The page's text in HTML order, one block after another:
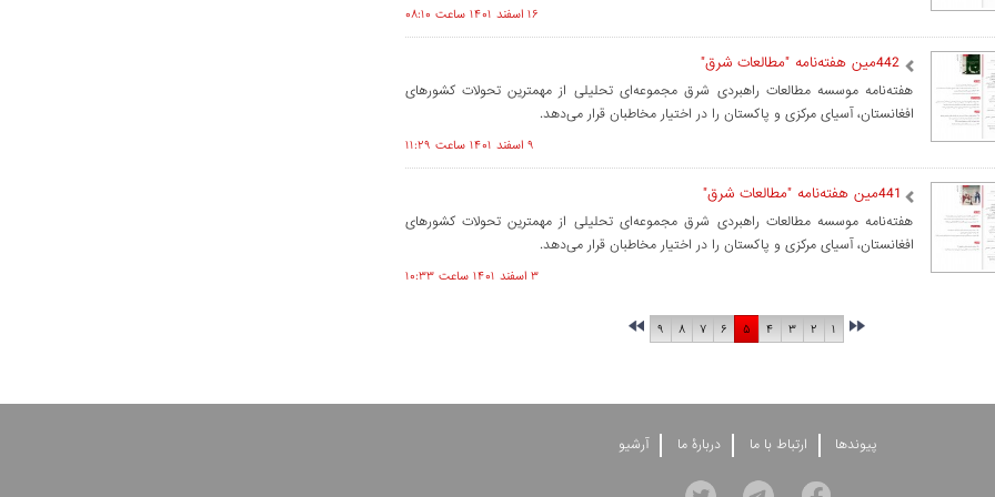
۱۶ اسفند ۱۴۰۱ ساعت ۰۸:۱۰
442مین هفته‌نامه "مطالعات شرق"
هفته‌نامه موسسه مطالعات راهبردی شرق مجموعه‌ای تحلیلی از مهمترین تحولات کشورهای
افغانستان، آسیای مرکزی و پاکستان را در اختیار مخاطبان قرار می‌دهد.
۹ اسفند ۱۴۰۱ ساعت ۱۱:۲۹
441مین هفته‌نامه "مطالعات شرق"
هفته‌نامه موسسه مطالعات راهبردی شرق مجموعه‌ای تحلیلی از مهمترین تحولات کشورهای
افغانستان، آسیای مرکزی و پاکستان را در اختیار مخاطبان قرار می‌دهد.
۳ اسفند ۱۴۰۱ ساعت ۱۰:۳۳
۱ ۲ ۳ ۴ ۵ ۶ ۷ ۸ ۹
پيوندها ارتباط با ما دربارۀ ما آرشيو